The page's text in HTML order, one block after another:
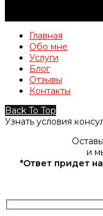
Главная
Обо мне
Услуги
Блог
Отзывы
Контакты
Back To Top
Узнать условия
и
*Ответ придет